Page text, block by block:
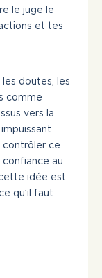
le juge le
et tes
les doutes, les
comme
vers la
contrôler ce
au
cette idée est
qu’il faut